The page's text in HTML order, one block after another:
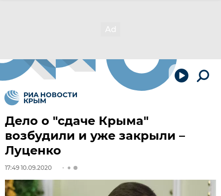
Дело о "сдаче Крыма"
возбудили и уже закрыли –
Луценко
17:49 10.09.2020